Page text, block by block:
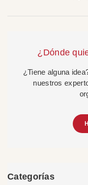
¿Dónde
¿Tiene alguna
nuestros
Categorías